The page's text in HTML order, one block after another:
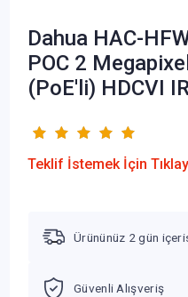
Dahua HAC-
POC 2
(PoE'li) HDCVI
Teklif İstemek İçin
Ürününüz 2 gün
Güvenli Alışveriş